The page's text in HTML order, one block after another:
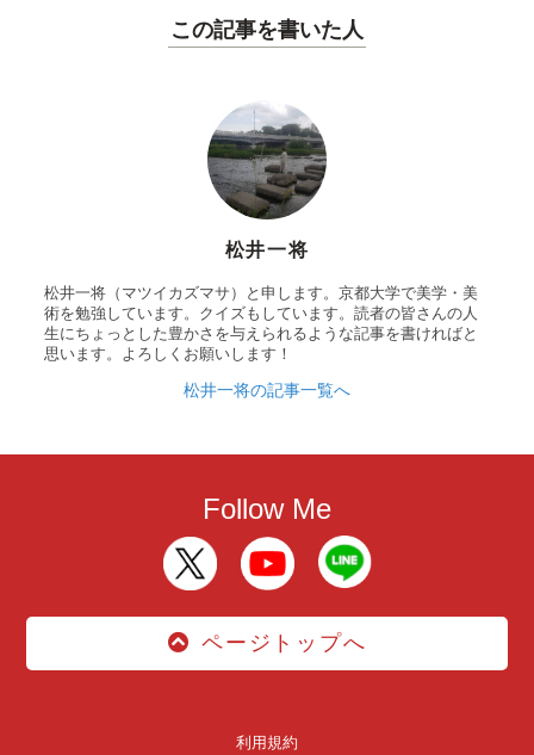
この記事を書いた人
松井一将
松井一将（マツイカズマサ）と申します。京都大学で美学・美
術を勉強しています。クイズもしています。読者の皆さんの人
生にちょっとした豊かさを与えられるような記事を書ければと
思います。よろしくお願いします！
松井一将の記事一覧へ
Follow Me
ページトップへ
利用規約